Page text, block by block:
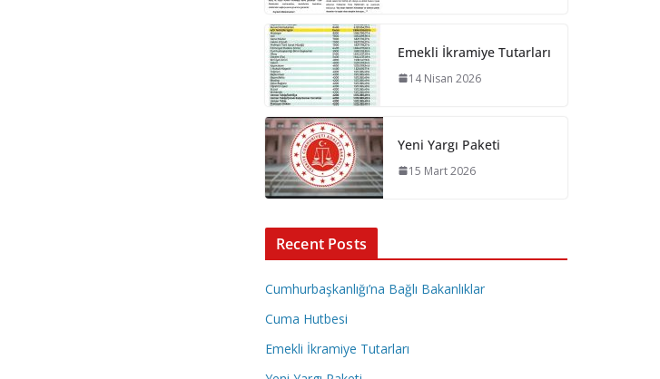
Emekli İkramiye Tutarları
14 Nisan 2026
Yeni Yargı Paketi
15 Mart 2026
Recent Posts
Cumhurbaşkanlığı’na Bağlı Bakanlıklar
Cuma Hutbesi
Emekli İkramiye Tutarları